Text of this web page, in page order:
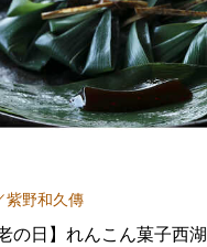
紫野和久傳
老の日】れんこん菓子西湖